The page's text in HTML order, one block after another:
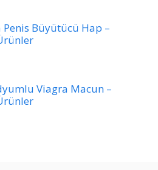
Penis Büyütücü Hap –
Viagra Macun –